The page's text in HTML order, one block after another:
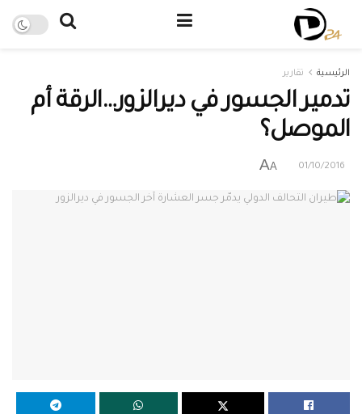
الرئيسية تقارير
تدمير الجسور في ديرالزور…الرقة أم
الموصل؟
01/10/2016
A
A